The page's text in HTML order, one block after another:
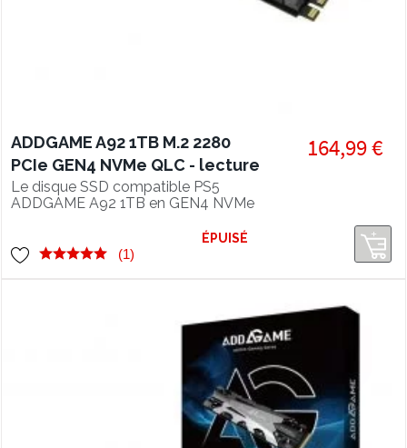
ADDGAME A92 1TB M.2 2280
PCIe GEN4 NVMe QLC - lecture
4700 Mo/s, SSD compatible PS5
Le disque SSD compatible PS5
ADDGAME A92 1TB en GEN4 NVMe
de 4700 Mo/s et un refroidissement
super efficace grâce à son heatsink
intégré.
164,99 €
(1)
ÉPUISÉ